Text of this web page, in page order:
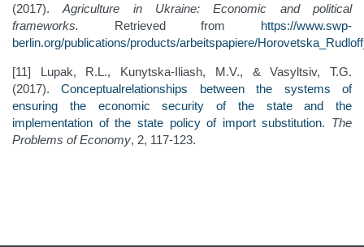
(2017).Agriculture in Ukraine: Economic and political
frameworks. Retrieved from https://www.swp-
berlin.org/publications/products/arbeitspapiere/
[11] Lupak, R.L., Kunytska-Iliash, M.V., & Vasyltsiv, T.G.
(2017).Conceptualrelationships between the systems of
ensuring the economic security of the state and the
implementation of the state policy of import substitution. The
Problems of Economy, 2, 117-123.